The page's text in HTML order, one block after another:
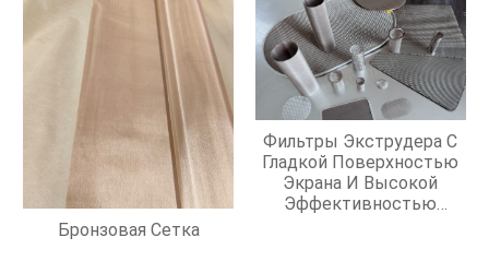
Бронзовая Сетка
Фильтры Экструдера С
Гладкой Поверхностью
Экрана И Высокой
Эффективностью